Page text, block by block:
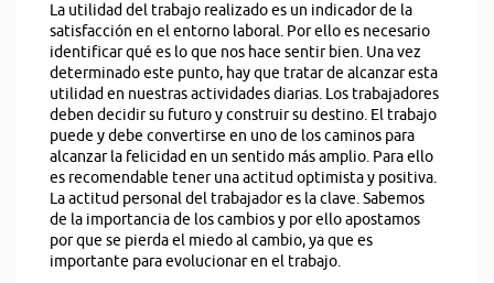
La utilidad del trabajo realizado es un indicador de la
satisfacción en el entorno laboral. Por ello es necesario
identificar qué es lo que nos hace sentir bien. Una vez
determinado este punto, hay que tratar de alcanzar esta
utilidad en nuestras actividades diarias. Los trabajadores
deben decidir su futuro y construir su destino. El trabajo
puede y debe convertirse en uno de los caminos para
alcanzar la felicidad en un sentido más amplio. Para ello
es recomendable tener una actitud optimista y positiva.
La actitud personal del trabajador es la clave. Sabemos
de la importancia de los cambios y por ello apostamos
por que se pierda el miedo al cambio, ya que es
importante para evolucionar en el trabajo.